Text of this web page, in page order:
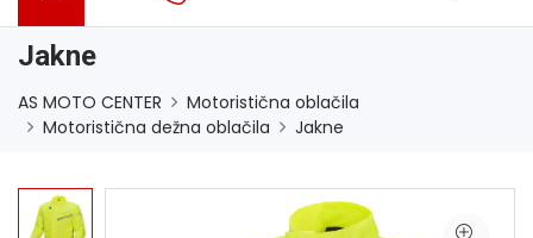
Jakne
AS MOTO CENTER
Motoristična oblačila
Motoristična dežna oblačila
Jakne